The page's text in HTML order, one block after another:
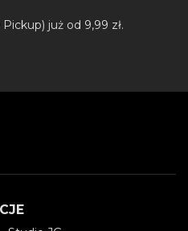
już od 9,99 zł.